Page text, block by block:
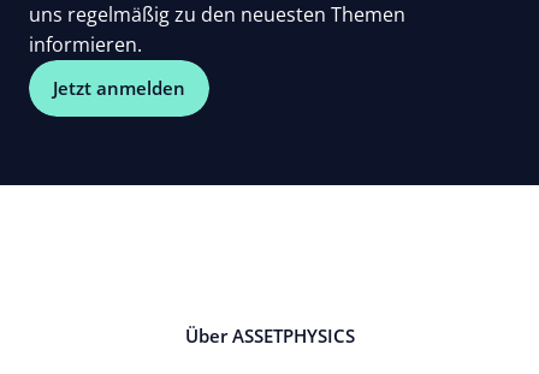
uns regelmäßig zu den neuesten Themen
informieren.
Jetzt anmelden
Über ASSETPHYSICS